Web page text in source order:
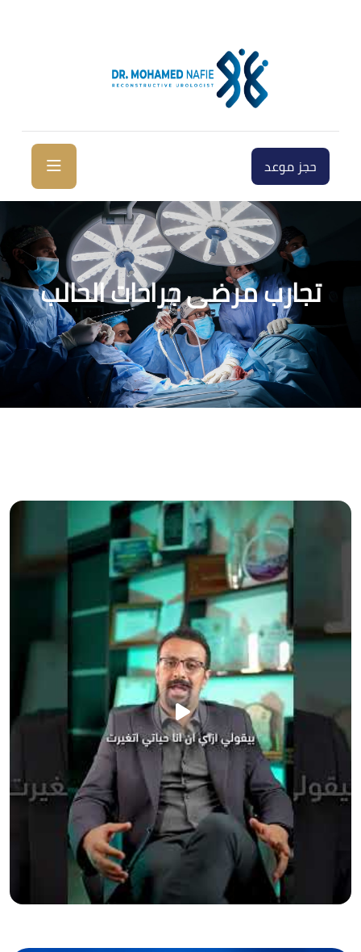
حجز موعد
تجارب مرضى جراحات الحالب